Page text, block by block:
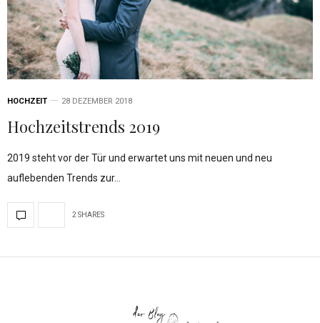
HOCHZEIT 28 DEZEMBER 2018
Hochzeitstrends 2019
2019 steht vor der Tür und erwartet uns mit neuen und neu
auflebenden Trends zur…
2 SHARES